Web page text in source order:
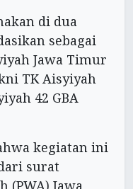
di dua
sebagai
Jawa Timur
TK Aisyiyah
42 GBA
kegiatan ini
surat
(PWA) Jawa